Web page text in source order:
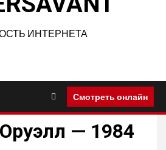
ИНТЕРНЕТА
Смотреть онлайн
— 1984